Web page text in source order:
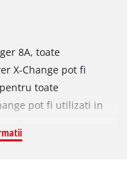
8A, toate
X-Change pot fi
toate
pot fi utilizati in
toti acumulatorii